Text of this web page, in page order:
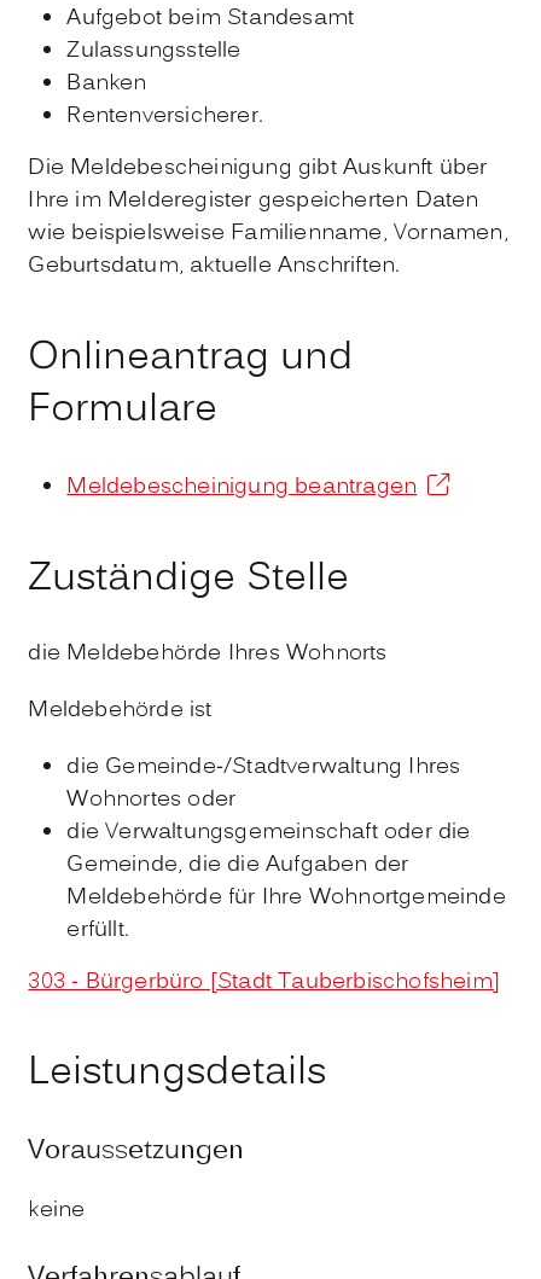
Aufgebot beim Standesamt
Zulassungsstelle
Banken
Rentenversicherer.
Die Meldebescheinigung gibt Auskunft über
Ihre im Melderegister gespeicherten Daten
wie beispielsweise Familienname, Vornamen,
Geburtsdatum, aktuelle Anschriften.
Onlineantrag und
Formulare
Meldebescheinigung beantragen
Zuständige Stelle
die Meldebehörde Ihres Wohnorts
Meldebehörde ist
die Gemeinde-/Stadtverwaltung Ihres
Wohnortes oder
die Verwaltungsgemeinschaft oder die
Gemeinde, die die Aufgaben der
Meldebehörde für Ihre Wohnortgemeinde
erfüllt.
303 - Bürgerbüro [Stadt Tauberbischofsheim]
Leistungsdetails
Voraussetzungen
keine